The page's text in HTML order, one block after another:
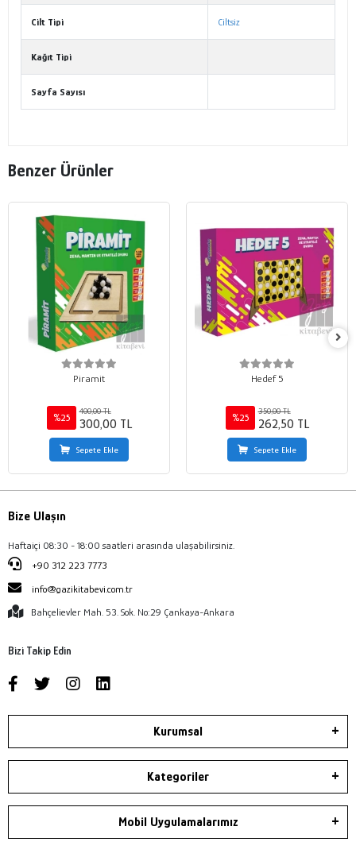
Cilt Tipi Ciltsiz
Kağıt Tipi
Sayfa Sayısı
Benzer Ürünler
Piramit
%25
400,00 TL
300,00 TL
Sepete Ekle
Hedef 5
%25
350,00 TL
262,50 TL
Sepete Ekle
Bize Ulaşın
Haftaiçi 08:30 - 18:00 saatleri arasında ulaşabilirsiniz.
+90 312 223 7773
info@gazikitabevi.com.tr
Bahçelievler Mah. 53. Sok. No:29 Çankaya-Ankara
Bizi Takip Edin
Kurumsal
Kategoriler
Mobil Uygulamalarımız